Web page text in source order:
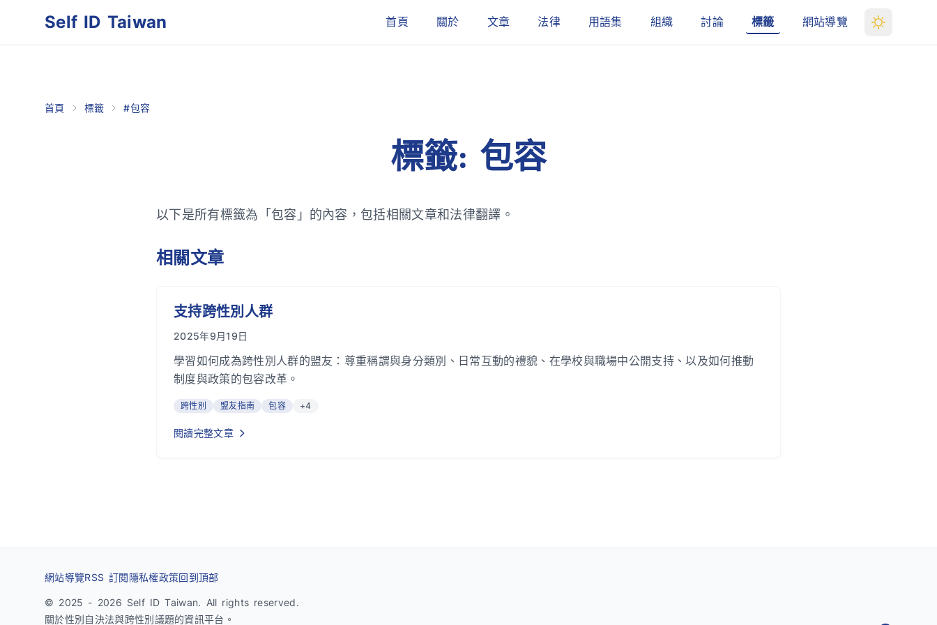
Self ID Taiwan 首頁 關於 文章 法律 用語集 組織 討論 標籤 網站導覽
首頁 標籤 #包容
標籤: 包容
以下是所有標籤為「包容」的內容，包括相關文章和法律翻譯。
相關文章
支持跨性別人群
2025年9月19日
學習如何成為跨性別人群的盟友：尊重稱謂與身分類別、日常互動的禮貌、在學校與職場中公開支持、以及如何推動
制度與政策的包容改革。
跨性別 盟友指南 包容 +4
閱讀完整文章
網站導覽RSS 訂閱隱私權政策回到頂部
© 2025 - 2026 Self ID Taiwan. All rights reserved.
關於性別自決法與跨性別議題的資訊平台。